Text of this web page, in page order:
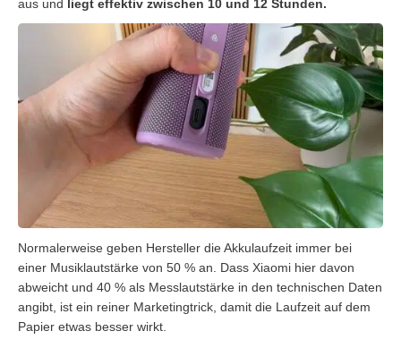
aus und liegt effektiv zwischen 10 und 12 Stunden.
Normalerweise geben Hersteller die Akkulaufzeit immer bei
einer Musiklautstärke von 50 % an. Dass Xiaomi hier davon
abweicht und 40 % als Messlautstärke in den technischen Daten
angibt, ist ein reiner Marketingtrick, damit die Laufzeit auf dem
Papier etwas besser wirkt.